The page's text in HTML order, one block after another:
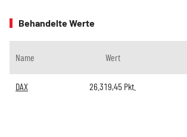
Behandelte Werte
Name Wert
DAX 26.319,45 Pkt.